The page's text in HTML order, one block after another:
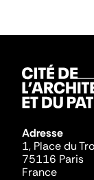
Adresse
1, Place du
75116 Paris
France